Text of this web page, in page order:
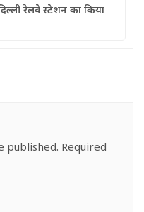
रेलवे स्टेशन का किया
published. Required